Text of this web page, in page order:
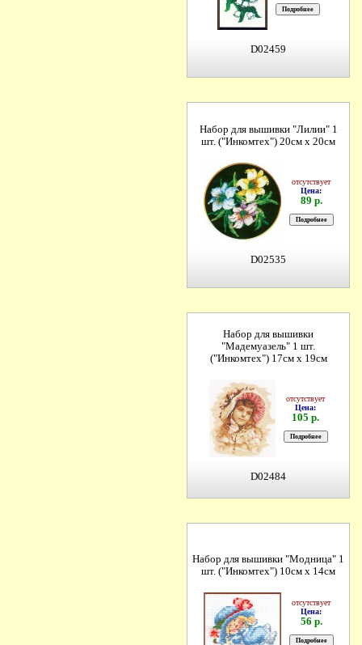
D02459
Набор для вышивки "Лилии" 1
шт. ("Инкомтех") 20см х 20см
отсутствует
Цена:
89 р.
D02535
Набор для вышивки
"Мадемуазель" 1 шт.
("Инкомтех") 17см х 19см
отсутствует
Цена:
105 р.
D02484
Набор для вышивки "Модница" 1
шт. ("Инкомтех") 10см х 14см
отсутствует
Цена:
56 р.